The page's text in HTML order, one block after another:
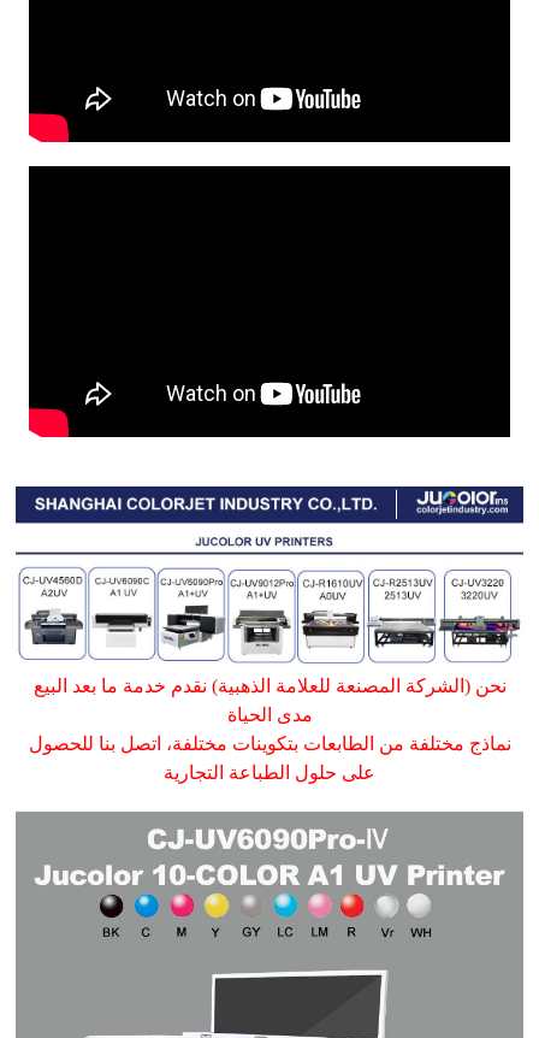
نحن (الشركة المصنعة للعلامة الذهبية) نقدم خدمة ما بعد البيع
مدى الحياة
نماذج مختلفة من الطابعات بتكوينات مختلفة، اتصل بنا للحصول
على حلول الطباعة التجارية